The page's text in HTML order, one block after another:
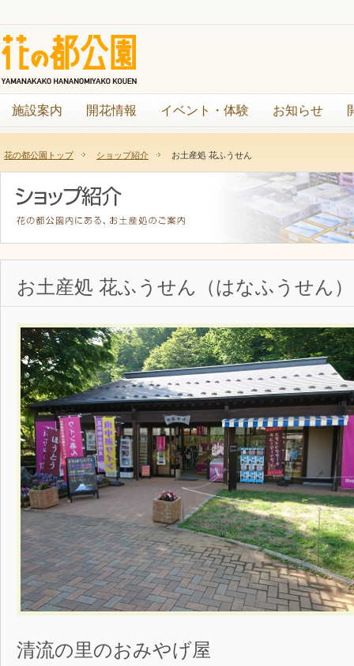
施設案内 開花情報 イベント・体験 お知らせ
花の都公園トップ ショップ紹介 お土産処 花ふうせん
お土産処 花ふうせん（はなふうせん）
清流の里のおみやげ屋